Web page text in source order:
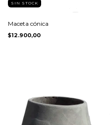
SIN STOCK
Maceta cónica
$12.900,00